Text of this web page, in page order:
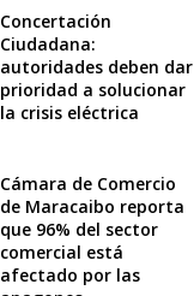
Concertación
Ciudadana:
autoridades deben dar
prioridad a solucionar
la crisis eléctrica
Cámara de Comercio
de Maracaibo reporta
que 96% del sector
comercial está
afectado por las